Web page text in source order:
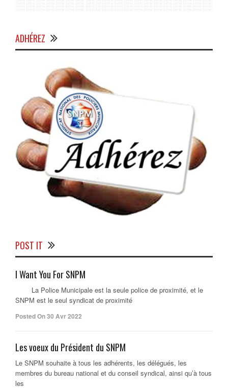
ADHÉREZ
POST IT
I Want You For SNPM
La Police Municipale est la seule police de proximité, et le
SNPM est le seul syndicat de proximité
Posted On 30 Avr 2022
Les voeux du Président du SNPM
Le SNPM souhaite à tous les adhérents, les délégués, les
membres du bureau national et du conseil syndical, ainsi qu’à tous
les